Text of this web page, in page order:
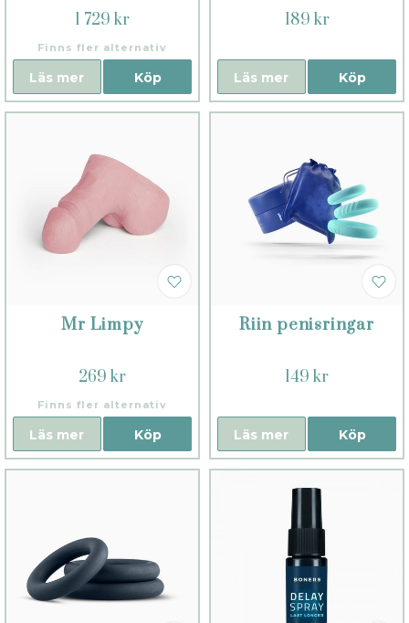
1 729 kr
Finns fler alternativ
Köp
Läs mer
189 kr
Köp
Läs mer
Mr Limpy
269 kr
Finns fler alternativ
Köp
Läs mer
Riin penisringar
149 kr
Köp
Läs mer